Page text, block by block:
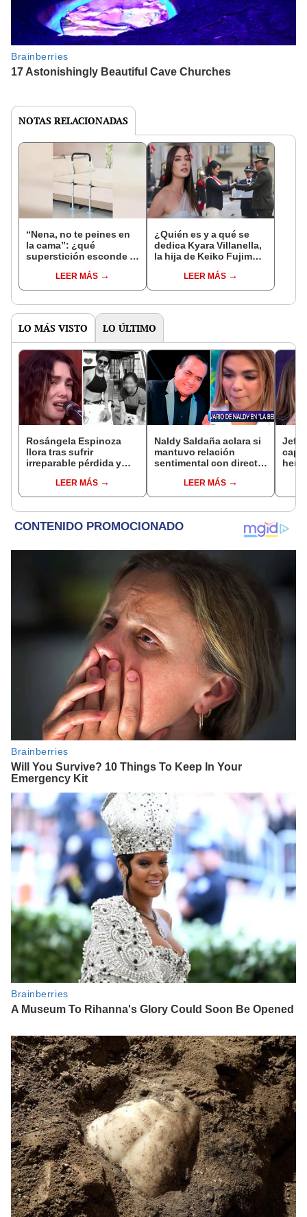
NOTAS RELACIONADAS
“Nena, no te peines en
la cama”: ¿qué
superstición esconde la
Enanitos Verdes?
LEER MÁS
¿Quién es y a qué se
dedica Kyara Villanella,
la hija de Keiko Fujimori
nivel nacional?
LEER MÁS
LO MÁS VISTO LO ÚLTIMO
Rosángela Espinoza
llora tras sufrir
irreparable pérdida y
mensaje: "Descansa en
paz, mi bebé"
LEER MÁS
Naldy Saldaña aclara si
mantuvo relación
sentimental con director
denunciarlo por
tocamientos: “Me
LEER MÁS